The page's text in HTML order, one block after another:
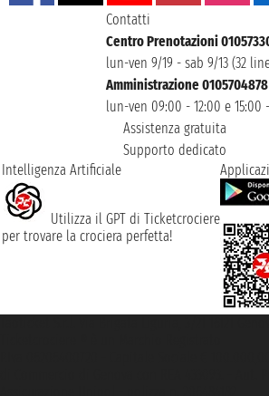
Contatti
Centro Prenotazioni
lun-ven 9/19 - sab 9/13 (32
Amministrazione 0105704878
lun-ven 09:00 - 12:00 e 15:00
Assistenza gratuita
Supporto dedicato
Intelligenza Artificiale
Utilizza il GPT di Ticketcrociere
per trovare la crociera perfetta!